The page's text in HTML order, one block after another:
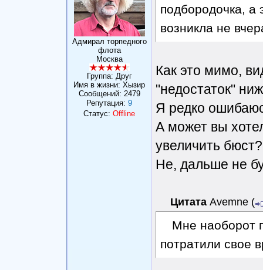
Адмирал торпедного
флота
Москва
Группа: Друг
Имя в жизни: Хызир
Сообщений: 2479
Репутация: 9
Статус: Offline
подбородочка, а
возникла не
Как это мимо,
"недостаток"
Я редко
А может вы
увеличить бюст?
Не, дальше не
Цитата Avemne (
Мне наоборот
потратили свое